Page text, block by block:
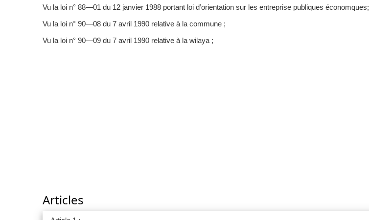
Vu la loi n° 88—01 du 12 janvier 1988 portant loi d’orientation sur les entreprise publiques économques;
Vu la loi n° 90—08 du 7 avril 1990 relative à la commune ;
Vu la loi n° 90—09 du 7 avril 1990 relative à la wilaya ;
Articles